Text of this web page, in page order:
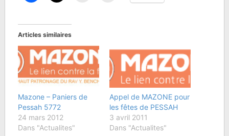
Articles similaires
Mazone – Paniers de
Pessah 5772
24 mars 2012
Dans "Actualites"
Appel de MAZONE pour
les fêtes de PESSAH
3 avril 2011
Dans "Actualites"